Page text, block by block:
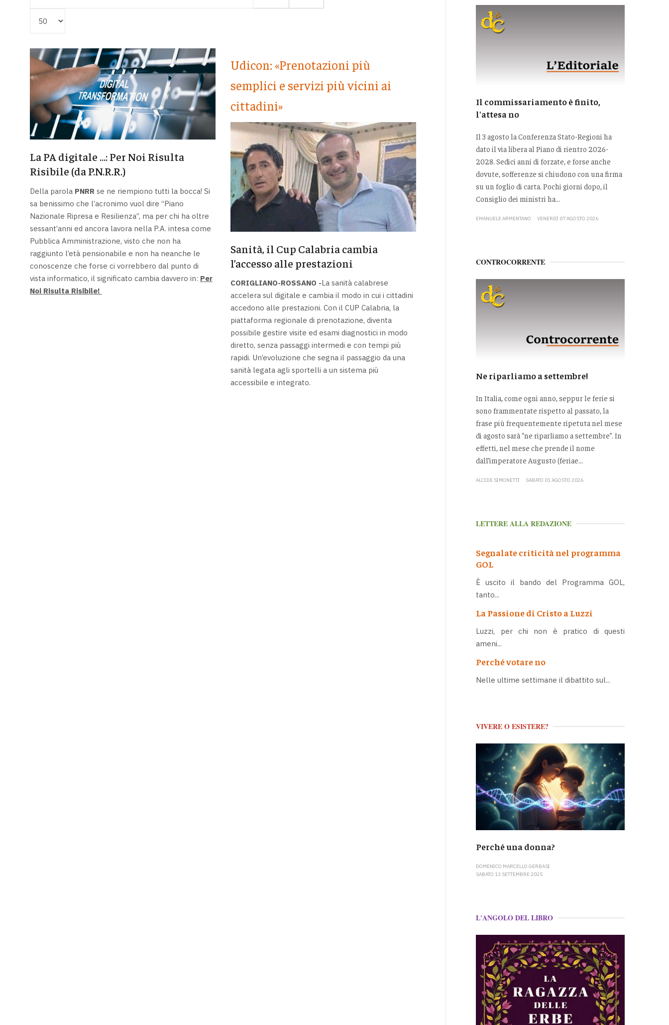
La PA digitale …: Per Noi Risulta
Risibile (da P.N.R.R.)
Della parola PNRR se ne riempiono tutti la bocca! Si
sa benissimo che l’acronimo vuol dire “Piano
Nazionale Ripresa e Resilienza”, ma per chi ha oltre
sessant’anni ed ancora lavora nella P.A. intesa come
Pubblica Amministrazione, visto che non ha
raggiunto l’età pensionabile e non ha neanche le
conoscenze che forse ci vorrebbero dal punto di
vista informatico, il significato cambia davvero in: Per
Noi Risulta Risibile!
Udicon: «Prenotazioni più
semplici e servizi più vicini ai
cittadini»
Sanità, il Cup Calabria cambia
l’accesso alle prestazioni
CORIGLIANO-ROSSANO -La sanità calabrese
accelera sul digitale e cambia il modo in cui i cittadini
accedono alle prestazioni. Con il CUP Calabria, la
piattaforma regionale di prenotazione, diventa
possibile gestire visite ed esami diagnostici in modo
diretto, senza passaggi intermedi e con tempi più
rapidi. Un’evoluzione che segna il passaggio da una
sanità legata agli sportelli a un sistema più
accessibile e integrato.
Il commissariamento è finito,
l'attesa no
Il 3 agosto la Conferenza Stato-Regioni ha
dato il via libera al Piano di rientro 2026-
2028. Sedici anni di forzate, e forse anche
dovute, sofferenze si chiudono con una firma
su un foglio di carta. Pochi giorni dopo, il
Consiglio dei ministri ha...
EMANUELE ARMENTANO VENERDÌ 07 AGOSTO 2026
CONTROCORRENTE
Ne riparliamo a settembre!
In Italia, come ogni anno, seppur le ferie si
sono frammentate rispetto al passato, la
frase più frequentemente ripetuta nel mese
di agosto sarà “ne riparliamo a settembre”. In
effetti, nel mese che prende il nome
dall’imperatore Augusto (feriae...
ALCIDE SIMONETTI SABATO 01 AGOSTO 2026
LETTERE ALLA REDAZIONE
Segnalate criticità nel programma
GOL
È uscito il bando del Programma GOL,
tanto...
La Passione di Cristo a Luzzi
Luzzi, per chi non è pratico di questi
ameni...
Perché votare no
Nelle ultime settimane il dibattito sul...
VIVERE O ESISTERE?
Perché una donna?
DOMENICO MARCELLO GERBASI
SABATO 13 SETTEMBRE 2025
L'ANGOLO DEL LIBRO